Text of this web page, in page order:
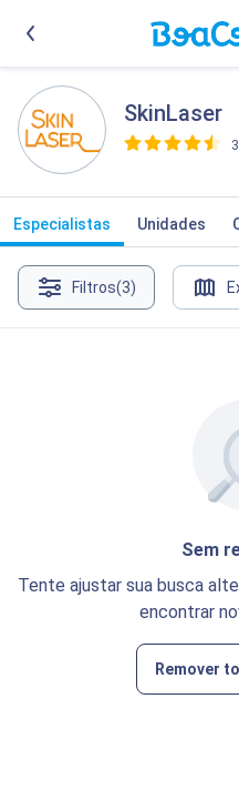
SkinLaser
Especialistas Unidades
Filtros(3)
Sem
Tente ajustar sua busca
encontrar
Remover